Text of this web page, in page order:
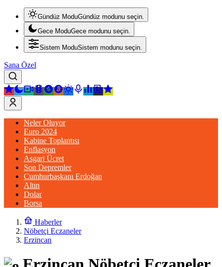
Gündüz ModuGündüz modunu seçin.
Gece ModuGece modunu seçin.
Sistem ModuSistem modunu seçin.
Sana Özel
Neler Oluyor
Euro 2024
Kabine Toplantısı
Enflasyon
Asgari Ücret
Son Depremler
Cumhurbaşkanı Erdoğan
Altın
Dolar
Borsa
Haberler
Nöbetçi Eczaneler
Erzincan